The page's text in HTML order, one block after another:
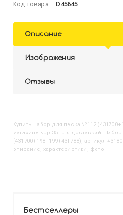
Код товара:
ID45645
Описание
Изображения
Отзывы
Купить Набор для песка №112
магазине kupi35.ru с доставкой.
(431700+198+199+431788), артикул
описание, характеристики, фото
Бестселлеры